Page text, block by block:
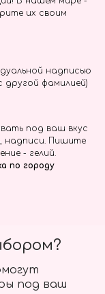
их своим
надписью
фамилией)
под ваш вкус
надписи. Пишите
- гелий.
по городу
под ваш